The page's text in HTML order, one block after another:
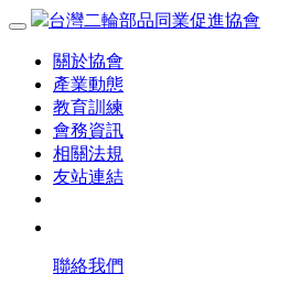
台灣二輪部品同業促進協會
關於協會
產業動態
教育訓練
會務資訊
相關法規
友站連結
聯絡我們